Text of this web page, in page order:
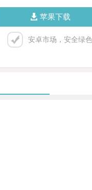
苹果下载
安卓市场，安全绿色